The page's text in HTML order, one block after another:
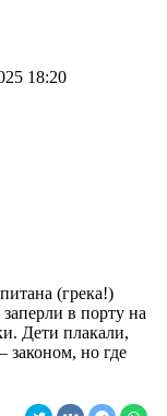
18:20
(грека!)
в порту на
Дети плакали,
законом, но где